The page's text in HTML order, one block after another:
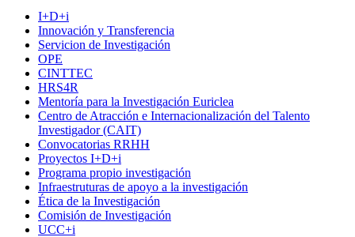
I+D+i
Innovación y Transferencia
Servicion de Investigación
OPE
CINTTEC
HRS4R
Mentoría para la Investigación Euriclea
Centro de Atracción e Internacionalización del Talento
Investigador (CAIT)
Convocatorias RRHH
Proyectos I+D+i
Programa propio investigación
Infraestruturas de apoyo a la investigación
Ética de la Investigación
Comisión de Investigación
UCC+i